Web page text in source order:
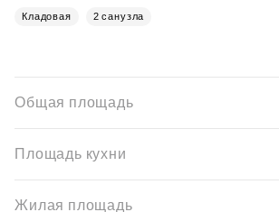
Кладовая 2 санузла
Общая площадь
Площадь кухни
Жилая площадь